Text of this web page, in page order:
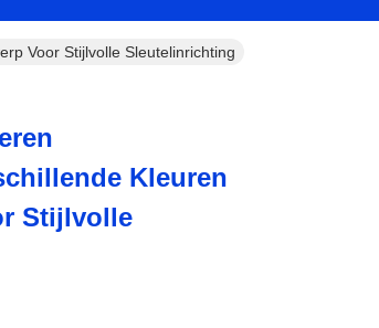
Voor Stijlvolle Sleutelinrichting
Kleuren
Stijlvolle